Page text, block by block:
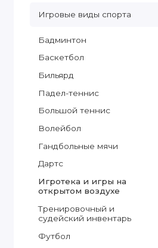
Игровые виды спорта
Бадминтон
Баскетбол
Бильярд
Падел-теннис
Большой теннис
Волейбол
Гандбольные мячи
Дартс
Игротека и игры на
открытом воздухе
Тренировочный и
судейский инвентарь
Футбол